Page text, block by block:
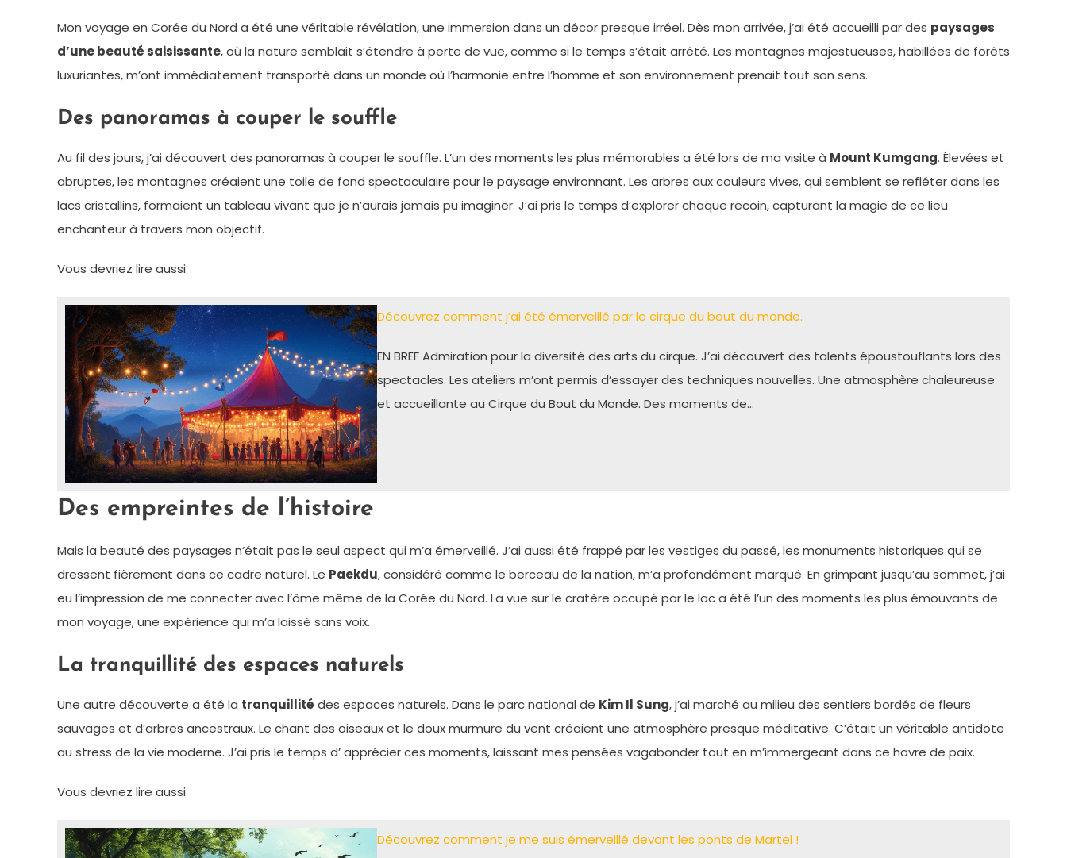
Mon voyage en Corée du Nord a été une véritable révélation, une immersion dans un décor presque irréel. Dès mon arrivée, j’ai été accueilli par des paysages
d’une beauté saisissante, où la nature semblait s’étendre à perte de vue, comme si le temps s’était arrêté. Les montagnes majestueuses, habillées de forêts
luxuriantes, m’ont immédiatement transporté dans un monde où l’harmonie entre l’homme et son environnement prenait tout son sens.
Des panoramas à couper le souffle
Au fil des jours, j’ai découvert des panoramas à couper le souffle. L’un des moments les plus mémorables a été lors de ma visite à Mount Kumgang. Élevées et
abruptes, les montagnes créaient une toile de fond spectaculaire pour le paysage environnant. Les arbres aux couleurs vives, qui semblent se refléter dans les
lacs cristallins, formaient un tableau vivant que je n’aurais jamais pu imaginer. J’ai pris le temps d’explorer chaque recoin, capturant la magie de ce lieu
enchanteur à travers mon objectif.
Vous devriez lire aussi
Découvrez comment j’ai été émerveillé par le cirque du bout du monde.
EN BREF Admiration pour la diversité des arts du cirque. J’ai découvert des talents époustouflants lors des
spectacles. Les ateliers m’ont permis d’essayer des techniques nouvelles. Une atmosphère chaleureuse
et accueillante au Cirque du Bout du Monde. Des moments de…
Des empreintes de l’histoire
Mais la beauté des paysages n’était pas le seul aspect qui m’a émerveillé. J’ai aussi été frappé par les vestiges du passé, les monuments historiques qui se
dressent fièrement dans ce cadre naturel. Le Paekdu, considéré comme le berceau de la nation, m’a profondément marqué. En grimpant jusqu’au sommet, j’ai
eu l’impression de me connecter avec l’âme même de la Corée du Nord. La vue sur le cratère occupé par le lac a été l’un des moments les plus émouvants de
mon voyage, une expérience qui m’a laissé sans voix.
La tranquillité des espaces naturels
Une autre découverte a été la tranquillité des espaces naturels. Dans le parc national de Kim Il Sung, j’ai marché au milieu des sentiers bordés de fleurs
sauvages et d’arbres ancestraux. Le chant des oiseaux et le doux murmure du vent créaient une atmosphère presque méditative. C’était un véritable antidote
au stress de la vie moderne. J’ai pris le temps d’ apprécier ces moments, laissant mes pensées vagabonder tout en m’immergeant dans ce havre de paix.
Vous devriez lire aussi
Découvrez comment je me suis émerveillé devant les ponts de Martel !